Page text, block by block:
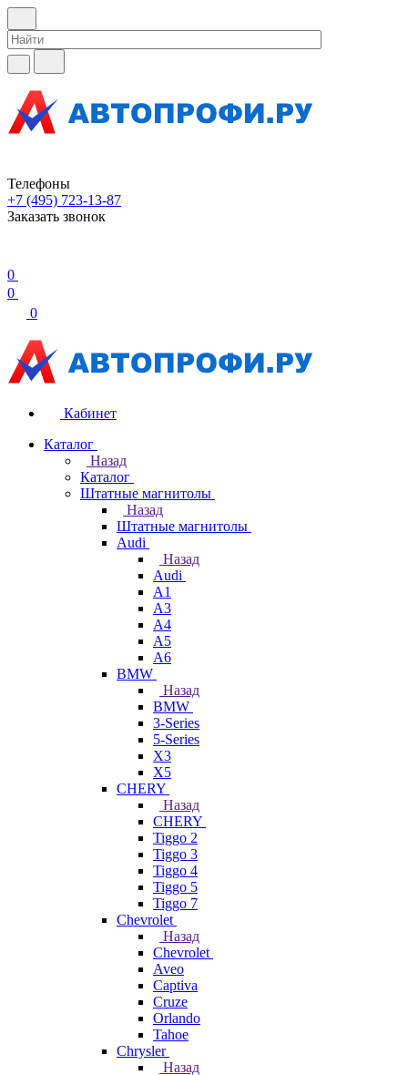
Телефоны
+7 (495) 723-13-87
Заказать звонок
0
0
0
Кабинет
Каталог
Назад
Каталог
Штатные магнитолы
Назад
Штатные магнитолы
Audi
Назад
Audi
A1
A3
A4
A5
A6
BMW
Назад
BMW
3-Series
5-Series
X3
X5
CHERY
Назад
CHERY
Tiggo 2
Tiggo 3
Tiggo 4
Tiggo 5
Tiggo 7
Chevrolet
Назад
Chevrolet
Aveo
Captiva
Cruze
Orlando
Tahoe
Chrysler
Назад